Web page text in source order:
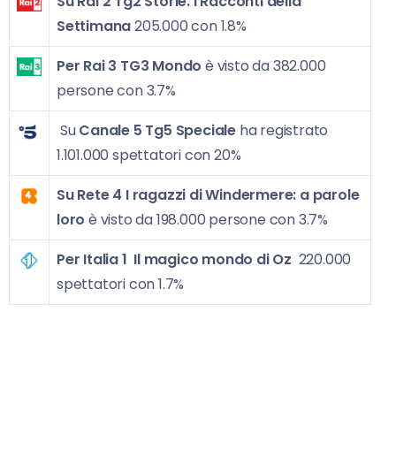
Settimana205.000 con 1.8%
Per Rai 3 TG3 Mondoè visto da 382.000
persone con 3.7%
SuCanale 5 Tg5 Speciale ha registrato
1.101.000 spettatori con 20%
Su Rete 4 I ragazzi di Windermere: a parole
loro è visto da 198.000 persone con 3.7%
Per Italia 1 Il magico mondo di Oz 220.000
spettatori con 1.7%